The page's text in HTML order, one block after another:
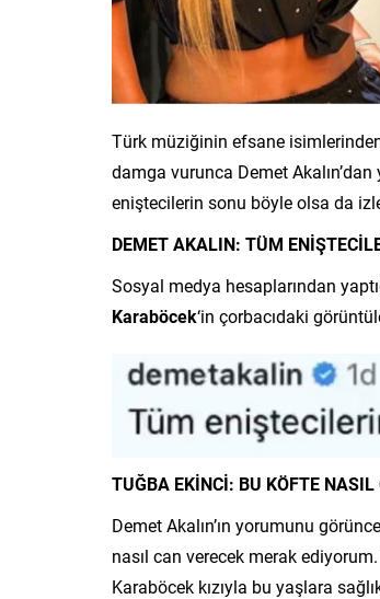
Türk müziğinin efsane
damga vurunca Demet
eniştecilerin sonu böyle olsa da
DEMET AKALIN: TÜM
Sosyal medya hesaplarından
Karaböcek‘in çorbacıdaki
TUĞBA EKİNCİ: BU KÖFTE NASIL
Demet Akalın’ın yorumunu
nasıl can verecek merak
Karaböcek kızıyla bu yaşlara